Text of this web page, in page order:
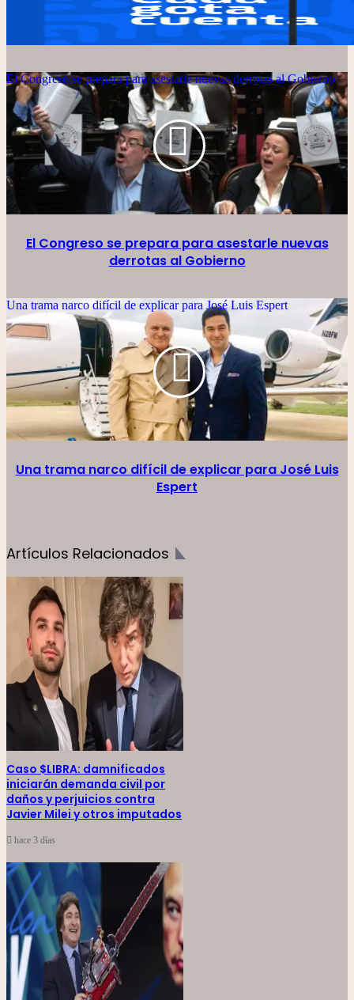
El Congreso se prepara para asestarle nuevas derrotas al Gobierno
El Congreso se prepara para asestarle nuevas
derrotas al Gobierno
Una trama narco difícil de explicar para José Luis Espert
Una trama narco difícil de explicar para José Luis
Espert
Artículos Relacionados
Caso $LIBRA: damnificados
iniciarán demanda civil por
daños y perjuicios contra
Javier Milei y otros imputados
hace 3 días